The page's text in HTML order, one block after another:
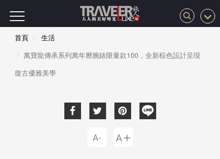
首頁
生活
萬寶龍傳承系列萬年曆腕錶限量款100，全新棕色設計呈現
復古優雅美學